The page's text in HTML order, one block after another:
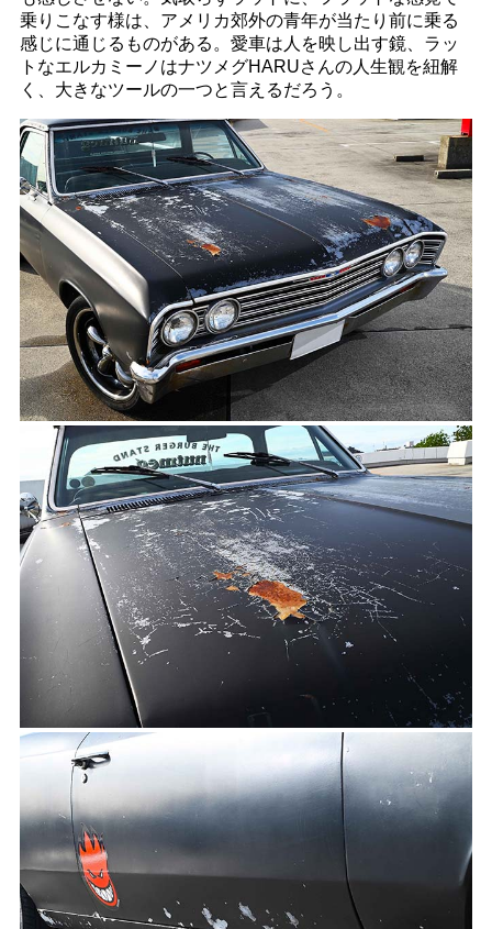
乗りこなす様は、アメリカ郊外の青年が当たり前に乗る
感じに通じるものがある。愛車は人を映し出す鏡、ラッ
トなエルカミーノはナツメグHARUさんの人生観を紐解
く、大きなツールの一つと言えるだろう。